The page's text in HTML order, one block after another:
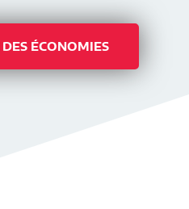
ÉCONOMIES